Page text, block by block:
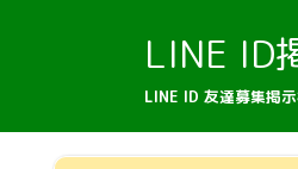
LINE ID
LINE ID 友達募集掲